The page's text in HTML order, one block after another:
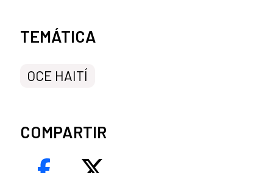
Categorías de la noticia
TEMÁTICA
OCE HAITÍ
COMPARTIR